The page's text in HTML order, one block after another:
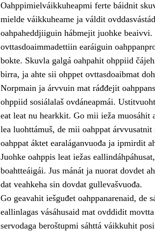
Oahppimielváikkuheapmi ferte báidnit
mielde váikkuheame ja váldit
oahpaheddjiiguin hábmejit juohke
ovttasdoaimmadettiin earáiguin
bokte. Skuvla galgá oahpahit ohppiid
birra, ja ahte sii ohppet ovttasdoaibmat
Norpmain ja árvvuin mat ráđđejit
ohppiid sosiálalaš ovdáneapmái.
eat leat nu hearkkit. Go mii ieža
lea luohttámuš, de mii oahppat
oahppat áktet earaláganvuođa ja ipmirdit
Juohke oahppis leat iežas
boahtteáigái. Jus mánát ja nuorat dovdet
dat veahkeha sin dovdat gullevašvuođa.
Go geavahit iešguđet oahppanarenaid, de
eallinlagas vásáhusaid mat ovddidit
servodaga beroštupmi sáhttá váikkuhit